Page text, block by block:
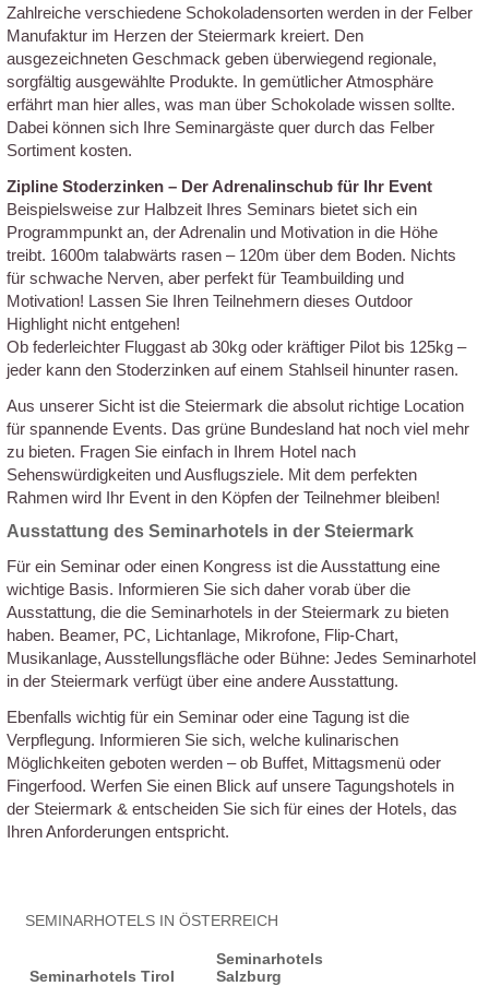
Zahlreiche verschiedene Schokoladensorten werden in der Felber
Manufaktur im Herzen der Steiermark kreiert. Den
ausgezeichneten Geschmack geben überwiegend regionale,
sorgfältig ausgewählte Produkte. In gemütlicher Atmosphäre
erfährt man hier alles, was man über Schokolade wissen sollte.
Dabei können sich Ihre Seminargäste quer durch das Felber
Sortiment kosten.
Zipline Stoderzinken – Der Adrenalinschub für Ihr Event
Beispielsweise zur Halbzeit Ihres Seminars bietet sich ein
Programmpunkt an, der Adrenalin und Motivation in die Höhe
treibt. 1600m talabwärts rasen – 120m über dem Boden. Nichts
für schwache Nerven, aber perfekt für Teambuilding und
Motivation! Lassen Sie Ihren Teilnehmern dieses Outdoor
Highlight nicht entgehen!
Ob federleichter Fluggast ab 30kg oder kräftiger Pilot bis 125kg –
jeder kann den Stoderzinken auf einem Stahlseil hinunter rasen.
Aus unserer Sicht ist die Steiermark die absolut richtige Location
für spannende Events. Das grüne Bundesland hat noch viel mehr
zu bieten. Fragen Sie einfach in Ihrem Hotel nach
Sehenswürdigkeiten und Ausflugsziele. Mit dem perfekten
Rahmen wird Ihr Event in den Köpfen der Teilnehmer bleiben!
Ausstattung des Seminarhotels in der Steiermark
Für ein Seminar oder einen Kongress ist die Ausstattung eine
wichtige Basis. Informieren Sie sich daher vorab über die
Ausstattung, die die Seminarhotels in der Steiermark zu bieten
haben. Beamer, PC, Lichtanlage, Mikrofone, Flip-Chart,
Musikanlage, Ausstellungsfläche oder Bühne: Jedes Seminarhotel
in der Steiermark verfügt über eine andere Ausstattung.
Ebenfalls wichtig für ein Seminar oder eine Tagung ist die
Verpflegung. Informieren Sie sich, welche kulinarischen
Möglichkeiten geboten werden – ob Buffet, Mittagsmenü oder
Fingerfood. Werfen Sie einen Blick auf unsere Tagungshotels in
der Steiermark & entscheiden Sie sich für eines der Hotels, das
Ihren Anforderungen entspricht.
SEMINARHOTELS IN ÖSTERREICH
Seminarhotels Tirol
Seminarhotels
Salzburg